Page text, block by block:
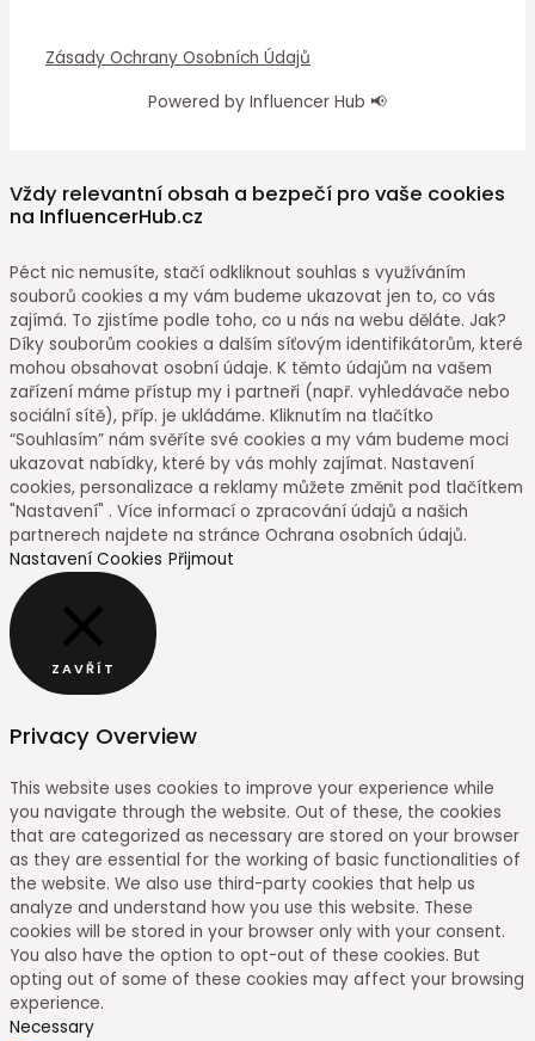
Zásady Ochrany Osobních Údajů
Powered by Influencer Hub 📢
Vždy relevantní obsah a bezpečí pro vaše cookies
na InfluencerHub.cz
Péct nic nemusíte, stačí odkliknout souhlas s využíváním
souborů cookies a my vám budeme ukazovat jen to, co vás
zajímá. To zjistíme podle toho, co u nás na webu děláte. Jak?
Díky souborům cookies a dalším síťovým identifikátorům, které
mohou obsahovat osobní údaje. K těmto údajům na vašem
zařízení máme přístup my i partneři (např. vyhledávače nebo
sociální sítě), příp. je ukládáme. Kliknutím na tlačítko
“Souhlasím” nám svěříte své cookies a my vám budeme moci
ukazovat nabídky, které by vás mohly zajímat. Nastavení
cookies, personalizace a reklamy můžete změnit pod tlačítkem
"Nastavení" . Více informací o zpracování údajů a našich
partnerech najdete na stránce Ochrana osobních údajů.
Nastavení Cookies Přijmout
ZAVŘÍT
Privacy Overview
This website uses cookies to improve your experience while
you navigate through the website. Out of these, the cookies
that are categorized as necessary are stored on your browser
as they are essential for the working of basic functionalities of
the website. We also use third-party cookies that help us
analyze and understand how you use this website. These
cookies will be stored in your browser only with your consent.
You also have the option to opt-out of these cookies. But
opting out of some of these cookies may affect your browsing
experience.
Necessary